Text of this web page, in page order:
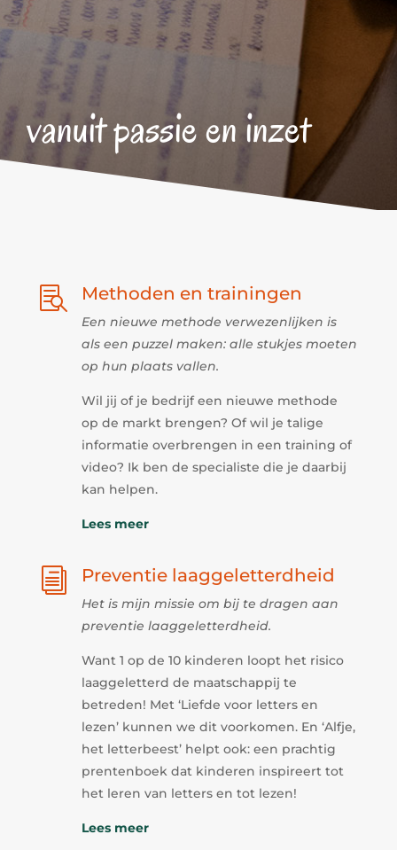
vanuit passie en inzet
 Methoden en trainingen
Een nieuwe methode verwezenlijken is
als een puzzel maken: alle stukjes moeten
op hun plaats vallen.
Wil jij of je bedrijf een nieuwe methode
op de markt brengen? Of wil je talige
informatie overbrengen in een training of
video? Ik ben de specialiste die je daarbij
kan helpen.
Lees meer
i Preventie laaggeletterdheid
Het is mijn missie om bij te dragen aan
preventie laaggeletterdheid.
Want 1 op de 10 kinderen loopt het risico
laaggeletterd de maatschappij te
betreden! Met ‘Liefde voor letters en
lezen’ kunnen we dit voorkomen. En ‘Alfje,
het letterbeest’ helpt ook: een prachtig
prentenboek dat kinderen inspireert tot
het leren van letters en tot lezen!
Lees meer